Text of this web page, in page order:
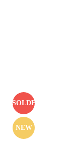
SOLDE
NEW